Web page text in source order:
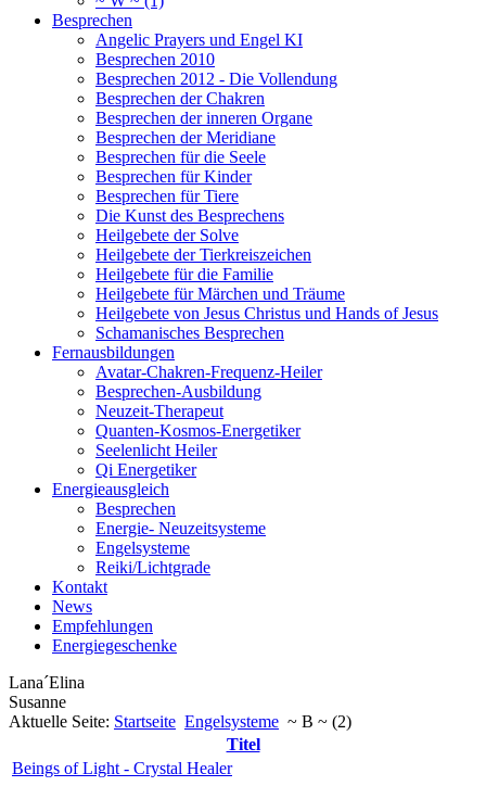
Besprechen
Angelic Prayers und Engel KI
Besprechen 2010
Besprechen 2012 - Die Vollendung
Besprechen der Chakren
Besprechen der inneren Organe
Besprechen der Meridiane
Besprechen für die Seele
Besprechen für Kinder
Besprechen für Tiere
Die Kunst des Besprechens
Heilgebete der Solve
Heilgebete der Tierkreiszeichen
Heilgebete für die Familie
Heilgebete für Märchen und Träume
Heilgebete von Jesus Christus und Hands of Jesus
Schamanisches Besprechen
Fernausbildungen
Avatar-Chakren-Frequenz-Heiler
Besprechen-Ausbildung
Neuzeit-Therapeut
Quanten-Kosmos-Energetiker
Seelenlicht Heiler
Qi Energetiker
Energieausgleich
Besprechen
Energie- Neuzeitsysteme
Engelsysteme
Reiki/Lichtgrade
Kontakt
News
Empfehlungen
Energiegeschenke
Lana´Elina
Susanne
Aktuelle Seite: Startseite Engelsysteme ~ B ~ (2)
Titel
Beings of Light - Crystal Healer